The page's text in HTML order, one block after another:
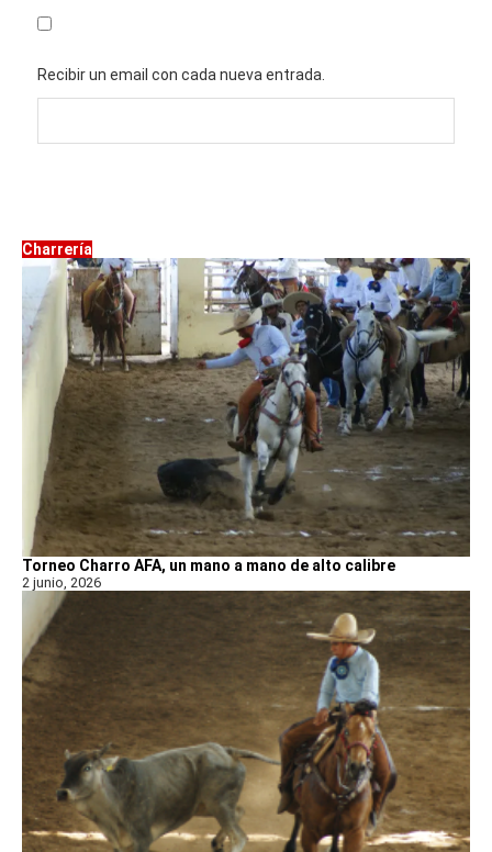
Recibir un email con cada nueva entrada.
Charrería
Torneo Charro AFA, un mano a mano de alto calibre
2 junio, 2026